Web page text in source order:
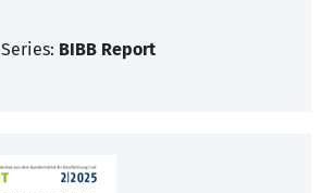
Series: BIBB Report